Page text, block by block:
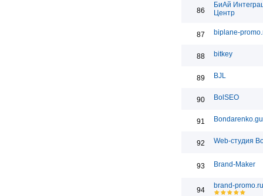
86
БиАй
Центр
87 biplane-
88 bitkey
89 BJL
90 BolSEO
91
92 Web-студия
93 Brand-Maker
94
brand-promo.ru